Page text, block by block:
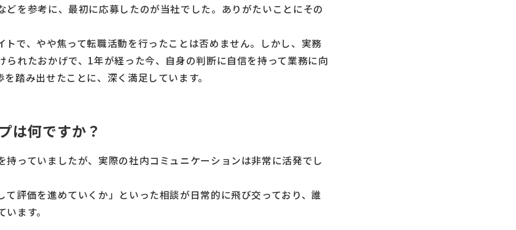
を参考に、最初に応募したのが当社でした。ありがたいことにその
で、やや焦って転職活動を行ったことは否めません。しかし、実務
れたおかげで、1年が経った今、自身の判断に自信を持って業務に向
踏み出せたことに、深く満足しています。
は何ですか？
っていましたが、実際の社内コミュニケーションは非常に活発でし
評価を進めていくか」といった相談が日常的に飛び交っており、誰
ます。